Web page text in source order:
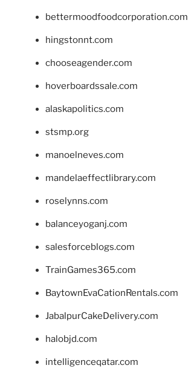
bettermoodfoodcorporation.com
hingstonnt.com
chooseagender.com
hoverboardssale.com
alaskapolitics.com
stsmp.org
manoelneves.com
mandelaeffectlibrary.com
roselynns.com
balanceyoganj.com
salesforceblogs.com
TrainGames365.com
BaytownEvaCationRentals.com
JabalpurCakeDelivery.com
halobjd.com
intelligenceqatar.com